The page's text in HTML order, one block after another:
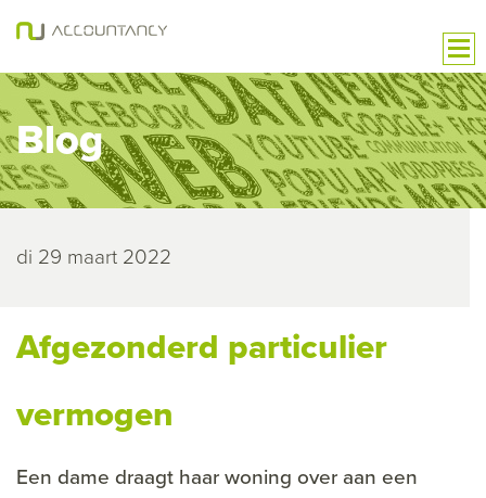
Blog
di 29 maart 2022
Afgezonderd particulier
vermogen
Een dame draagt haar woning over aan een